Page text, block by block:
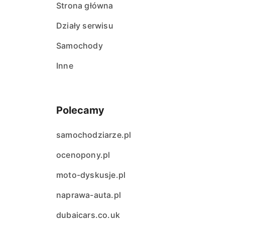
Strona główna
Działy serwisu
Samochody
Inne
Polecamy
samochodziarze.pl
ocenopony.pl
moto-dyskusje.pl
naprawa-auta.pl
dubaicars.co.uk